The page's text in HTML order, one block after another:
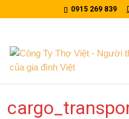
0915 269 839